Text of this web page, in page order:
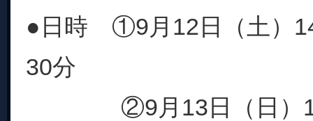
●日時 ①9月12日（土）
30分
②9月13日（日）14